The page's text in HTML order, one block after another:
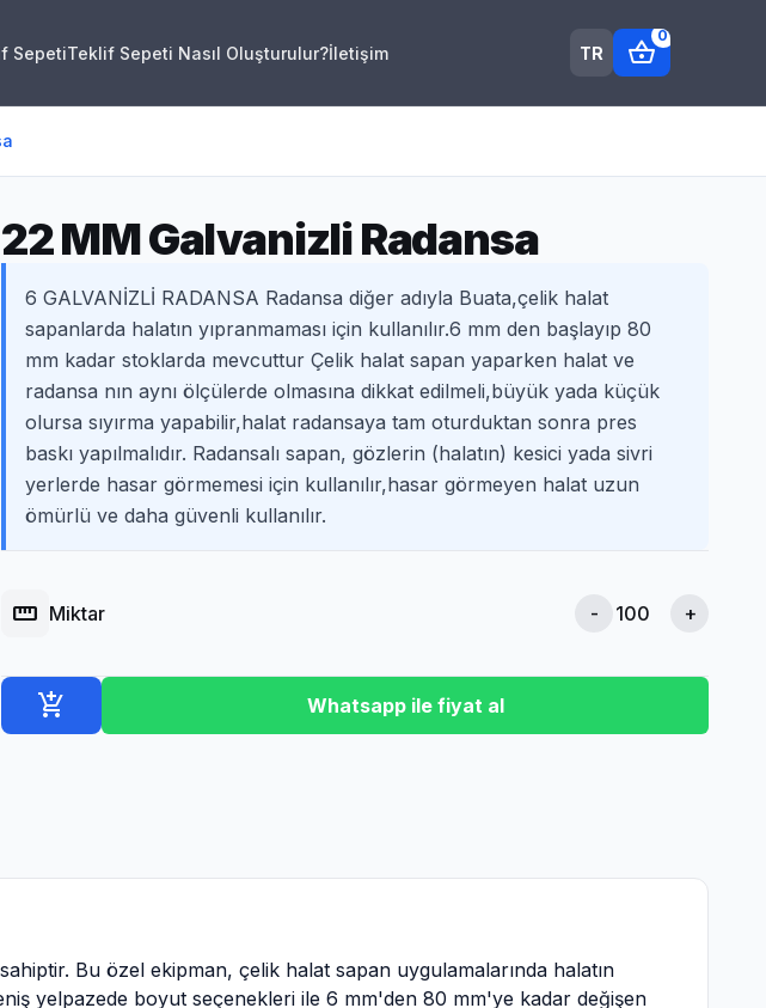
SepetiTeklif Sepeti Nasıl Oluşturulur?İletişim TR shopping_basket
0
22 MM Galvanizli Radansa
6 GALVANİZLİ RADANSA Radansa diğer adıyla Buata,çelik halat
sapanlarda halatın yıpranmaması için kullanılır.6 mm den başlayıp 80
mm kadar stoklarda mevcuttur Çelik halat sapan yaparken halat ve
radansa nın aynı ölçülerde olmasına dikkat edilmeli,büyük yada küçük
olursa sıyırma yapabilir,halat radansaya tam oturduktan sonra pres
baskı yapılmalıdır. Radansalı sapan, gözlerin (halatın) kesici yada sivri
yerlerde hasar görmemesi için kullanılır,hasar görmeyen halat uzun
ömürlü ve daha güvenli kullanılır.
straighten Miktar - +
add_shopping_cart Whatsapp ile fiyat al
Bu özel ekipman, çelik halat sapan uygulamalarında halatın
yelpazede boyut seçenekleri ile 6 mm'den 80 mm'ye kadar değişen